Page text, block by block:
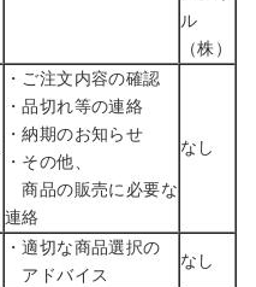
ル
（株）
・ご注文内容の確認
・品切れ等の連絡
・納期のお知らせ
・その他、
商品の販売に必要な
連絡
なし
・適切な商品選択の
アドバイス
なし